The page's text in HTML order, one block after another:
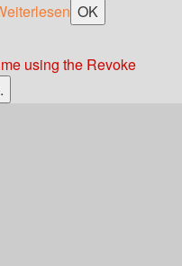
OK
using the Revoke